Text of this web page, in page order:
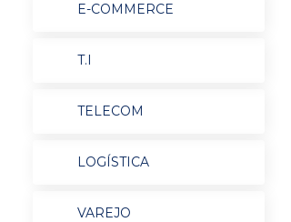
E-COMMERCE
T.I
TELECOM
LOGÍSTICA
VAREJO